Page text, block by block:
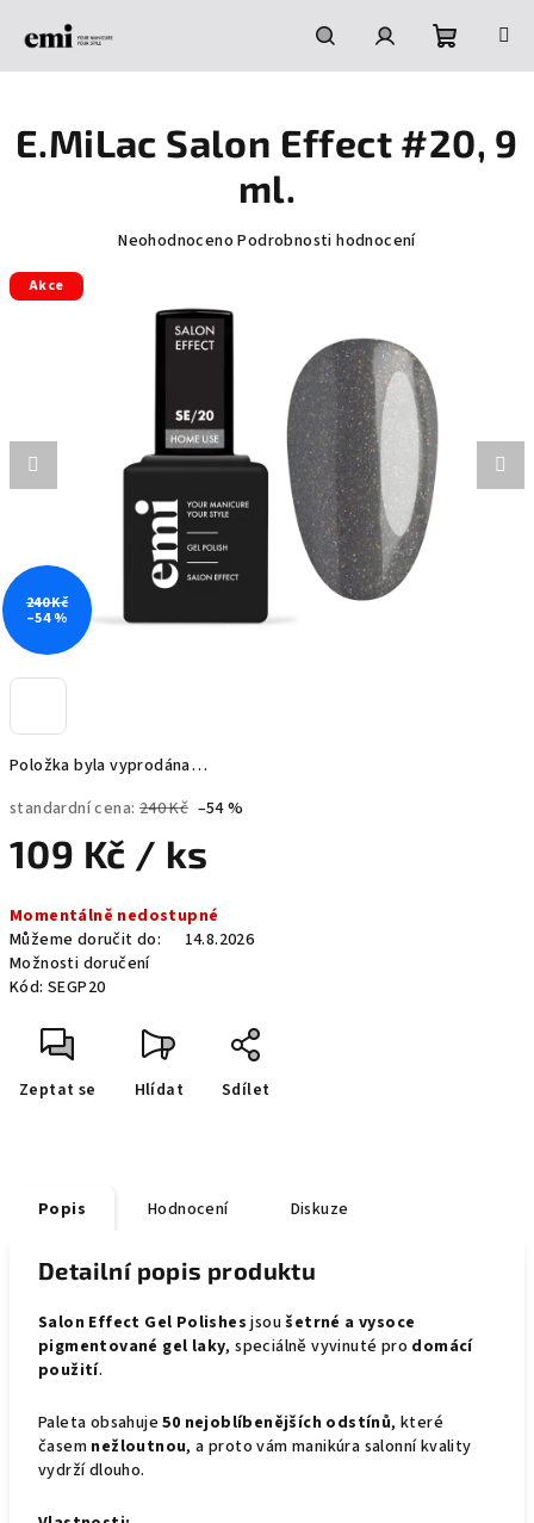
HledatPřihlášeníNákupní
košík
Položka byla vyprodána…
standardní cena: 240 Kč –54 %
109 Kč / ks
cena:
Momentálně nedostupné
Můžeme doručit do:
14.8.2026
Možnosti doručení
Kód: SEGP20
Zeptat se Hlídat Sdílet
E.MiLac Salon Effect #20, 9
ml.
Průměrné
hvězdiček.
Neohodnoceno Podrobnosti hodnocení
Akce
240 Kč
–54 %
Popis Hodnocení Diskuze
Detailní popis produktu
Salon Effect Gel Polishesjsoušetrné a vysoce
pigmentované gel laky, speciálně vyvinuté pro domácí
použití.
Paleta obsahuje50 nejoblíbenějších odstínů, které
časem nežloutnou, a proto vám manikúra salonní kvality
vydrží dlouho.